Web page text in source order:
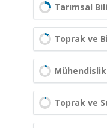
Tarımsal
Toprak ve
Toprak ve